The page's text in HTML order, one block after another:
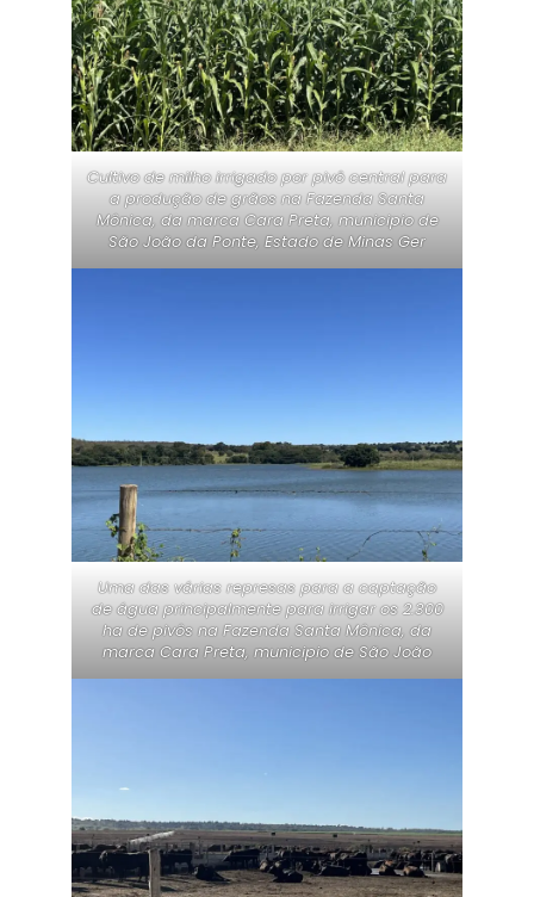
Cultivo de milho irrigado por pivô central para
a produção de grãos na Fazenda Santa
Mônica, da marca Cara Preta, municipio de
São João da Ponte, Estado de Minas Ger
Uma das várias represas para a captação
de água principalmente para irrigar os 2.300
ha de pivôs na Fazenda Santa Mônica, da
marca Cara Preta, municipio de São João